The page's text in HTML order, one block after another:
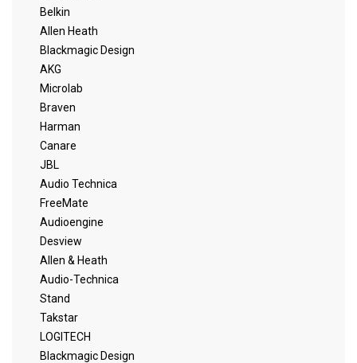
Belkin
Allen Heath
Blackmagic Design
AKG
Microlab
Braven
Harman
Canare
JBL
Audio Technica
FreeMate
Audioengine
Desview
Allen & Heath
Audio-Technica
Stand
Takstar
LOGITECH
Blackmagic Design